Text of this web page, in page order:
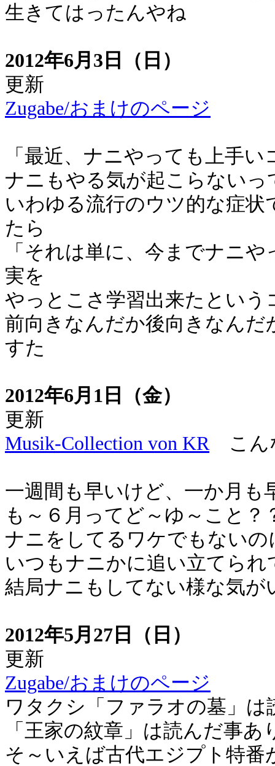
生きてはったんやね
2012年6月3日（日）
更新
Zugabe/おまけのページ
「最近、ナニやっても上手
ナニもやる気が起こらないっ
いわゆる流行のウツ的な症
たら
「それは単に、今までナニ
実を
やっとこさ学習出来たとい
前向きなんだか後向きなん
すた
2012年6月1日（金）
更新
Musik-Collection von KRこん
一週間も早いけど、一か月も
も～６月ってど～ゆ～こと？
ナニをしてるワケでもないの
いつもナニかに追い立てられ
結局ナニもしてない様な気が
2012年5月27日（日）
更新
Zugabe/おまけのページ
ワタクシ「ファラオの墓」は
「王家の紋章」は読んだ事あ
そ～いえば古代エジプト特